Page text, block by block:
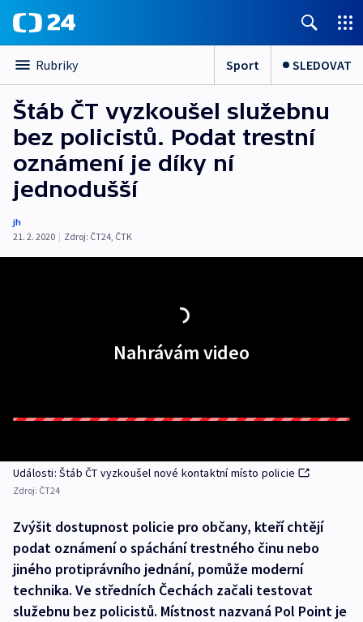
Rubriky Sport SLEDOVAT
Štáb ČT vyzkoušel služebnu
bez policistů. Podat trestní
oznámení je díky ní
jednodušší
jh
21. 2. 2020 | Zdroj: ČT24, ČTK
Nahrávám video
Události: Štáb ČT vyzkoušel nové kontaktní místo policie
Zdroj: ČT24
Zvýšit dostupnost policie pro občany, kteří chtějí
podat oznámení o spáchání trestného činu nebo
jiného protiprávního jednání, pomůže moderní
technika. Ve středních Čechách začali testovat
služebnu bez policistů. Místnost nazvaná Pol Point je